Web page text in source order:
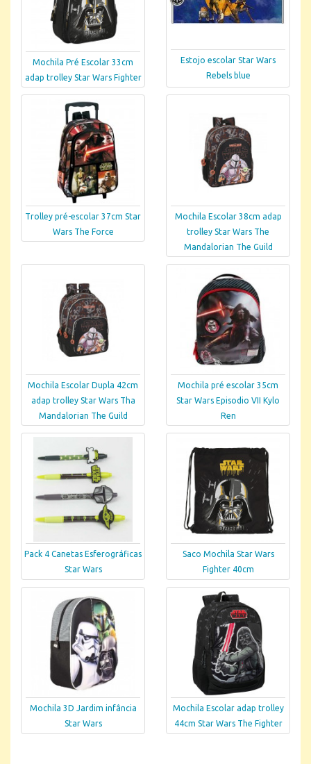
Mochila Pré Escolar 33cm
adap trolley Star Wars Fighter
Estojo escolar Star Wars
Rebels blue
Trolley pré-escolar 37cm Star
Wars The Force
Mochila Escolar 38cm adap
trolley Star Wars The
Mandalorian The Guild
Mochila Escolar Dupla 42cm
adap trolley Star Wars Tha
Mandalorian The Guild
Mochila pré escolar 35cm
Star Wars Episodio VII Kylo
Ren
Pack 4 Canetas Esferográficas
Star Wars
Saco Mochila Star Wars
Fighter 40cm
Mochila 3D Jardim infância
Star Wars
Mochila Escolar adap trolley
44cm Star Wars The Fighter